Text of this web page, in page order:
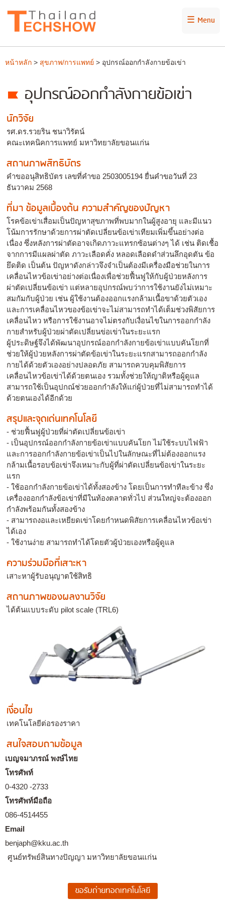
☰ Menu
หน้าหลัก > สุขภาพ/การแพทย์ > อุปกรณ์ออกกำลังกายข้อเข่า
อุปกรณ์ออกกำลังกายข้อเข่า
นักวิจัย
รศ.ดร.รวยริน ชนาวิรัตน์
คณะเทคนิคการแพทย์ มหาวิทยาลัยขอนแก่น
สถานภาพสิทธิบัตร
คำขออนุสิทธิบัตร เลขที่คำขอ 2503005194 ยื่นคำขอวันที่ 23
ธันวาคม 2568
ที่มา ข้อมูลเบื้องต้น ความสำคัญของปัญหา
โรคข้อเข่าเสื่อมเป็นปัญหาสุขภาพที่พบมากในผู้สูงอายุ และมีแนว
โน้มการรักษาด้วยการผ่าตัดเปลี่ยนข้อเข่าเทียมเพิ่มขึ้นอย่างต่อ
เนื่อง ซึ่งหลังการผ่าตัดอาจเกิดภาวะแทรกซ้อนต่างๆ ได้ เช่น ติดเชื้อ
จากการมีแผลผ่าตัด ภาวะเลือดคั่ง หลอดเลือดดำส่วนลึกอุดตัน ข้อ
ยึดติด เป็นต้น ปัญหาดังกล่าวจึงจำเป็นต้องมีเครื่องมือช่วยในการ
เคลื่อนไหวข้อเข่าอย่างต่อเนื่องเพื่อช่วยฟื้นฟูให้กับผู้ป่วยหลังการ
ผ่าตัดเปลี่ยนข้อเข่า แต่หลายอุปกรณ์พบว่าการใช้งานยังไม่เหมาะ
สมกัมกับผู้ป่วย เช่น ผู้ใช้งานต้องออกแรงกล้ามเนื้อขาด้วยตัวเอง
และการเคลื่อนไหวของข้อเข่าจะไม่สามารถทำได้เต็มช่วงพิสัยการ
เคลื่อนไหว หรือการใช้งานอาจไม่ตรงกับเงื่อนไขในการออกกำลัง
กายสำหรับผู้ป่วยผ่าตัดเปลี่ยนข่อเข่าในระยะแรก
ผู้ประดิษฐ์จึงได้พัฒนาอุปกรณ์ออกกำลังกายข้อเข่าแบบคันโยกที่
ช่วยให้ผู้ป่วยหลังการผ่าตัดข้อเข่าในระยะแรกสามารถออกกำลัง
กายได้ด้วยตัวเองอย่างปลอดภัย สามารถควบคุมพิสัยการ
เคลื่อนไหวข้อเข่าได้ด้วยตนเอง รวมทั้งช่วยให้ญาติหรือผู้ดูแล
สามารถใช้เป็นอุปกณ์ช่วยออกกำลังให้แก่ผู้ป่วยที่ไม่สามารถทำได้
ด้วยตนเองได้อีกด้วย
สรุปและจุดเด่นเทคโนโลยี
- ช่วยฟื้นฟูผู้ป่วยที่ผ่าตัดเปลี่ยนข้อเข่า
- เป็นอุปกรณ์ออกกำลังกายข้อเข่าแบบคันโยก ไม่ใช้ระบบไฟฟ้า
และการออกกำลังกายข้อเข่าเป็นไปในลักษณะที่ไม่ต้องออกแรง
กล้ามเนื้อรอบข้อเข่าจึงเหมาะกับผู้ที่ผ่าตัดเปลี่ยนข้อเข่าในระยะ
แรก
- ใช้ออกกำลังกายข้อเข่าได้ทั้งสองข้าง โดยเป็นการทำทีละข้าง ซึ่ง
เครื่องออกกำลังข้อเข่าที่มีในท้องตลาดทั่วไป ส่วนใหญ่จะต้องออก
กำลังพร้อมกันทั้งสองข้าง
- สามารถงอและเหยียดเข่าโดยกำหนดพิสัยการเคลื่อนไหวข้อเข่า
ได้เอง
- ใช้งานง่าย สามารถทำได้โดยตัวผู้ป่วยเองหรือผู้ดูแล
ความร่วมมือที่เสาะหา
เสาะหาผู้รับอนุญาตใช้สิทธิ
สถานภาพของผลงานวิจัย
ได้ต้นแบบระดับ pilot scale (TRL6)
เงื่อนไข
เทคโนโลยีต่อรองราคา
สนใจสอบถามข้อมูล
เบญจมาภรณ์ พงษ์ไทย
โทรศัพท์
0-4320 -2733
โทรศัพท์มือถือ
086-4514455
Email
benjaph@kku.ac.th
ศูนย์ทรัพย์สินทางปัญญา มหาวิทยาลัยขอนแก่น